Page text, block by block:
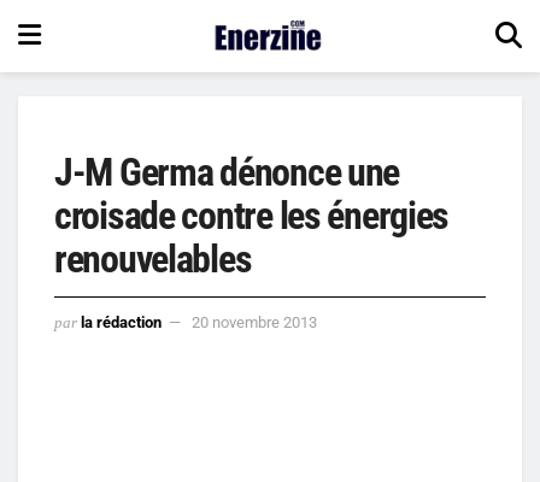
J-M Germa dénonce une
croisade contre les énergies
renouvelables
par la rédaction 20 novembre 2013